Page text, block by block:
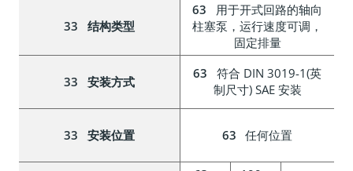
结构类型
用于开式回路的轴向
柱塞泵，运行速度可调，
固定排量
安装方式
符合 DIN 3019-1(英
制尺寸) SAE 安装
安装位置 任何位置